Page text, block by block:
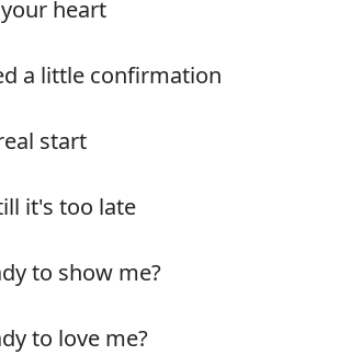
heart
a little confirmation
start
it's too late
to show me?
to love me?